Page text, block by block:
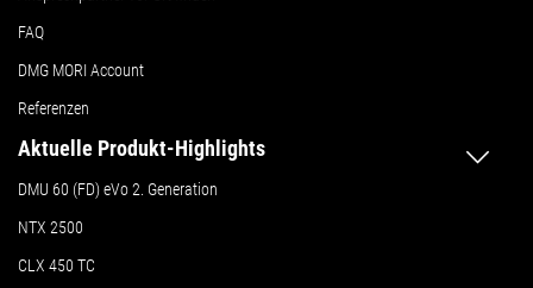
FAQ
DMG MORI Account
Referenzen
Aktuelle Produkt-Highlights
DMU 60 (FD) eVo 2. Generation
NTX 2500
CLX 450 TC